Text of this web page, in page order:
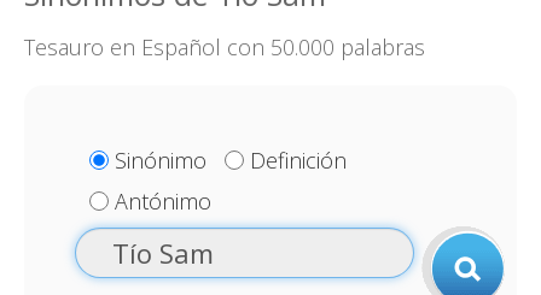
Tesauro en Español con 50.000 palabras
Sinónimo
Definición
Antónimo